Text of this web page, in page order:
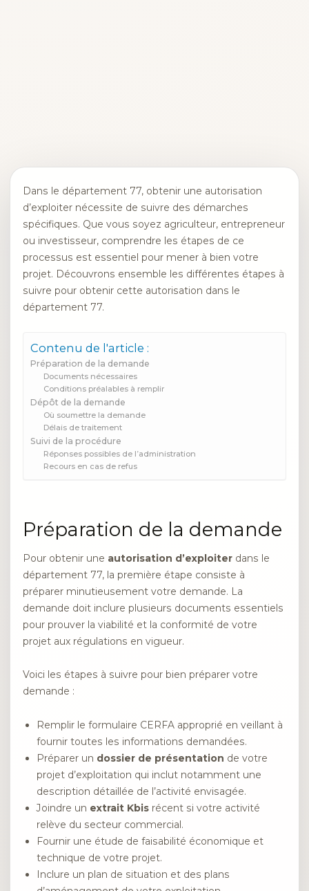
Dans le département 77, obtenir une autorisation
d’exploiter nécessite de suivre des démarches
spécifiques. Que vous soyez agriculteur, entrepreneur
ou investisseur, comprendre les étapes de ce
processus est essentiel pour mener à bien votre
projet. Découvrons ensemble les différentes étapes à
suivre pour obtenir cette autorisation dans le
département 77.
Contenu de l'article :
Préparation de la demande
Documents nécessaires
Conditions préalables à remplir
Dépôt de la demande
Où soumettre la demande
Délais de traitement
Suivi de la procédure
Réponses possibles de l’administration
Recours en cas de refus
Préparation de la demande
Pour obtenir une autorisation d’exploiter dans le
département 77, la première étape consiste à
préparer minutieusement votre demande. La
demande doit inclure plusieurs documents essentiels
pour prouver la viabilité et la conformité de votre
projet aux régulations en vigueur.
Voici les étapes à suivre pour bien préparer votre
demande :
Remplir le formulaire CERFA approprié en veillant à
fournir toutes les informations demandées.
Préparer un dossier de présentation de votre
projet d’exploitation qui inclut notamment une
description détaillée de l’activité envisagée.
Joindre un extrait Kbis récent si votre activité
relève du secteur commercial.
Fournir une étude de faisabilité économique et
technique de votre projet.
Inclure un plan de situation et des plans